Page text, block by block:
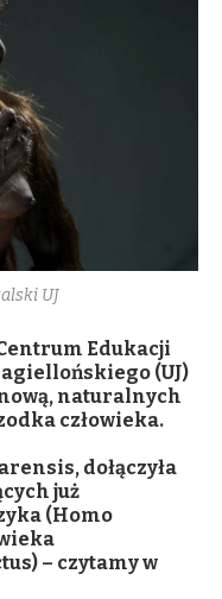
UJ
Edukacji
(UJ)
naturalnych
człowieka.
dołączyła
już
(Homo
– czytamy w